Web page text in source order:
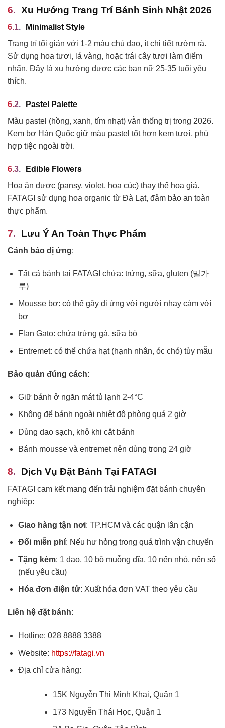
Xu Hướng Trang Trí Bánh Sinh Nhật 2026
Minimalist Style
Trang trí tối giản với 1-2 màu chủ đạo, ít chi tiết rườm rà.
Sử dụng hoa tươi, lá vàng, hoặc trái cây tươi làm điểm
nhấn. Đây là xu hướng được các bạn nữ 25-35 tuổi yêu
thích.
Pastel Palette
Màu pastel (hồng, xanh, tím nhạt) vẫn thống trị trong 2026.
Kem bơ Hàn Quốc giữ màu pastel tốt hơn kem tươi, phù
hợp tiệc ngoài trời.
Edible Flowers
Hoa ăn được (pansy, violet, hoa cúc) thay thế hoa giả.
FATAGI sử dụng hoa organic từ Đà Lạt, đảm bảo an toàn
thực phẩm.
Lưu Ý An Toàn Thực Phẩm
Cảnh báo dị ứng:
Tất cả bánh tại FATAGI chứa: trứng, sữa, gluten (밀가
루)
Mousse bơ: có thể gây dị ứng với người nhạy cảm với
bơ
Flan Gato: chứa trứng gà, sữa bò
Entremet: có thể chứa hạt (hạnh nhân, óc chó) tùy mẫu
Bảo quản đúng cách:
Giữ bánh ở ngăn mát tủ lạnh 2-4°C
Không để bánh ngoài nhiệt độ phòng quá 2 giờ
Dùng dao sạch, khô khi cắt bánh
Bánh mousse và entremet nên dùng trong 24 giờ
Dịch Vụ Đặt Bánh Tại FATAGI
FATAGI cam kết mang đến trải nghiệm đặt bánh chuyên
nghiệp:
Giao hàng tận nơi: TP.HCM và các quận lân cận
Đổi miễn phí: Nếu hư hỏng trong quá trình vận chuyển
Tặng kèm: 1 dao, 10 bộ muỗng dĩa, 10 nến nhỏ, nến số
(nếu yêu cầu)
Hóa đơn điện tử: Xuất hóa đơn VAT theo yêu cầu
Liên hệ đặt bánh:
Hotline: 028 8888 3388
Website: https://fatagi.vn
Địa chỉ cửa hàng:
15K Nguyễn Thị Minh Khai, Quận 1
173 Nguyễn Thái Học, Quận 1